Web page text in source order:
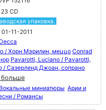
23 CD
упаковка.
01-11-2011
Decca
/ Хорн Мэрилин, меццо Conrad
Pavarotti, Luciano / Pavarotti,
/ Сазерленд Джоан, сопрано
больше
миниатюры Арии и
/ Романсы